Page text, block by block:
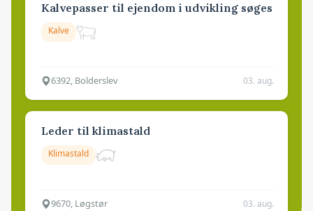
Kalvepasser til ejendom i udvikling søges
Kalve
6392, Bolderslev 03. aug.
Leder til klimastald
Klimastald
9670, Løgstør 03. aug.